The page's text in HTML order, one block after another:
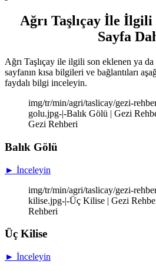
Ağrı Taşlıçay İle
Sayfa
Ağrı Taşlıçay ile ilgili son eklenen ya
sayfanın kısa bilgileri ve bağlantıları
faydalı bilgi inceleyin.
img/tr/min/agri/taslicay/gezi-
golu.jpg-|-Balık Gölü | Gezi
Gezi Rehberi
Balık Gölü
► İnceleyin
img/tr/min/agri/taslicay/gezi-
kilise.jpg-|-Üç Kilise | Gezi
Rehberi
Üç Kilise
► İnceleyin